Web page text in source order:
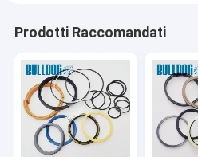
Prodotti Raccomandati